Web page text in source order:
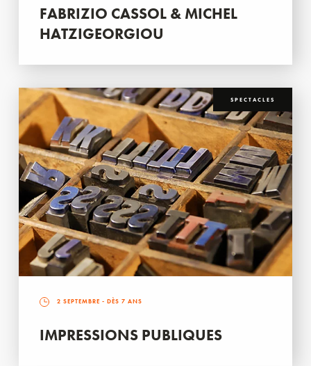
FABRIZIO CASSOL & MICHEL
HATZIGEORGIOU
SPECTACLES
2 SEPTEMBRE - DÈS 7 ANS
IMPRESSIONS PUBLIQUES